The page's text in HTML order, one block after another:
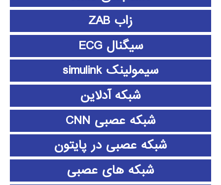
زاب ZAB
سیگنال ECG
سیمولینک simulink
شبکه آدلاین
شبکه عصبی CNN
شبکه عصبی در پایتون
شبکه های عصبی